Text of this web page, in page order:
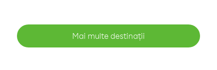
Mai multe destinații